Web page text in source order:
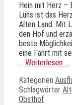
Hein mit Herz –
Lühs ist das
Alten Land. Mit
den Hof und
beste
eine Fahrt mit
… Weiterlesen …
Kategorien
Schlagwörter
Obsthof